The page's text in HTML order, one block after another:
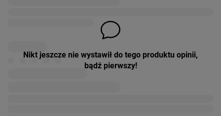
Nikt jeszcze nie wystawił do tego produktu opinii,
bądź pierwszy!